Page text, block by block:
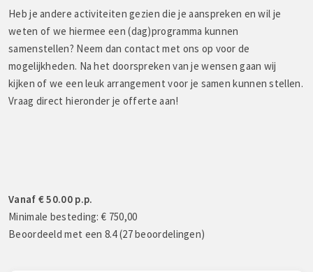
Heb je andere activiteiten gezien die je aanspreken en wil je
weten of we hiermee een (dag)programma kunnen
samenstellen? Neem dan contact met ons op voor de
mogelijkheden. Na het doorspreken van je wensen gaan wij
kijken of we een leuk arrangement voor je samen kunnen stellen.
Vraag direct hieronder je offerte aan!
Vanaf € 50.00 p.p.
Minimale besteding: € 750,00
Beoordeeld met een 8.4 (27 beoordelingen)